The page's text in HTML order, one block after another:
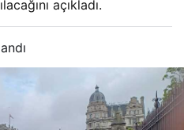
açıkladı.